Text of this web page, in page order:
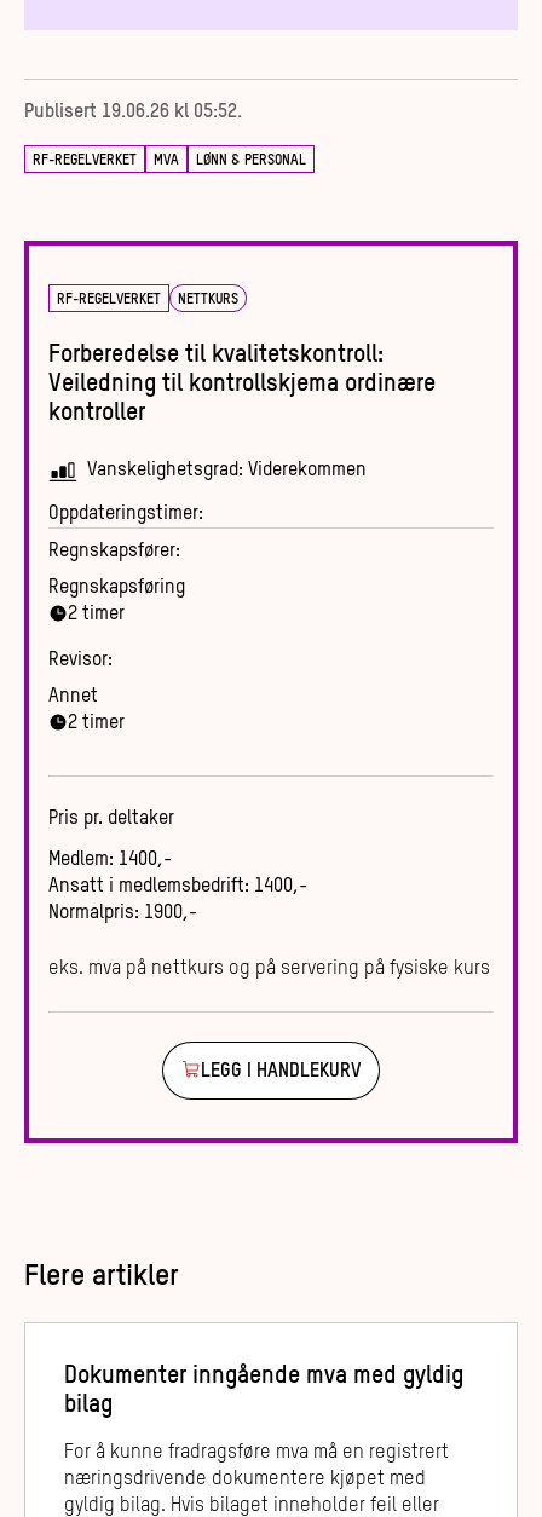
Publisert 19.06.26 kl 05:52.
RF-REGELVERKET MVA LØNN & PERSONAL
RF-REGELVERKET NETTKURS
Forberedelse til kvalitetskontroll:
Veiledning til kontrollskjema ordinære
kontroller
Vanskelighetsgrad: Viderekommen
Oppdateringstimer:
Regnskapsfører:
Regnskapsføring
2 timer
Revisor:
Annet
2 timer
Pris pr. deltaker
Medlem: 1400,-
Ansatt i medlemsbedrift: 1400,-
Normalpris: 1900,-
eks. mva på nettkurs og på servering på fysiske kurs
LEGG I HANDLEKURV
Flere artikler
Dokumenter inngående mva med gyldig
bilag
For å kunne fradragsføre mva må en registrert
næringsdrivende dokumentere kjøpet med
gyldig bilag. Hvis bilaget inneholder feil eller